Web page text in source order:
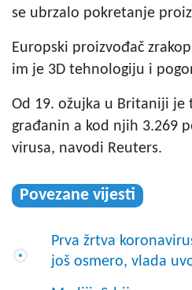
se ubrzalo pokretanje
Europski proizvođač
im je 3D tehnologiju i
Od 19. ožujka u Britaniji je
građanin a kod njih 3.269
virusa, navodi Reuters.
Povezane vijesti
Prva žrtva
još osmero, vlada